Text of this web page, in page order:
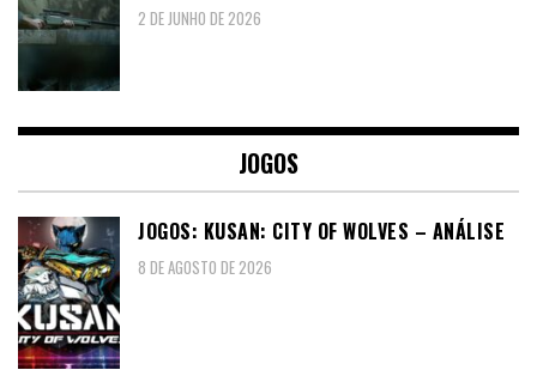
2 DE JUNHO DE 2026
JOGOS
JOGOS: KUSAN: CITY OF WOLVES – ANÁLISE
8 DE AGOSTO DE 2026